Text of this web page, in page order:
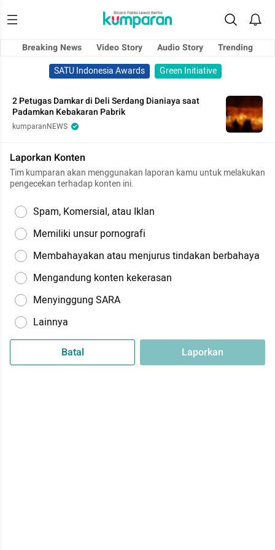
Breaking News Video Story Audio Story
Trending
SATU Indonesia Awards
Green Initiative
2 Petugas Damkar di Deli Serdang Dianiaya saat
Padamkan Kebakaran Pabrik
kumparanNEWS
Laporkan Konten
Tim kumparan akan menggunakan laporan kamu untuk melakukan
pengecekan terhadap konten ini.
Spam, Komersial, atau Iklan
Memiliki unsur pornografi
Membahayakan atau menjurus tindakan berbahaya
Mengandung konten kekerasan
Menyinggung SARA
Lainnya
Batal Laporkan